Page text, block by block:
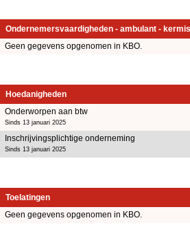
Ondernemersvaardigheden - ambulant -
Geen gegevens opgenomen in KBO.
Hoedanigheden
Onderworpen aan btw
Sinds 13 januari 2025
Inschrijvingsplichtige onderneming
Sinds 13 januari 2025
Toelatingen
Geen gegevens opgenomen in KBO.